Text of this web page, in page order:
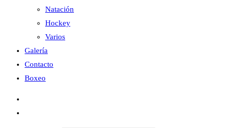
Natación
Hockey
Varios
Galería
Contacto
Boxeo